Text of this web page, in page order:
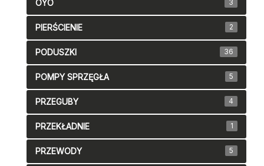
OYO 3
PIERŚCIENIE 2
PODUSZKI 36
POMPY SPRZĘGŁA 5
PRZEGUBY 4
PRZEKŁADNIE 1
PRZEWODY 5